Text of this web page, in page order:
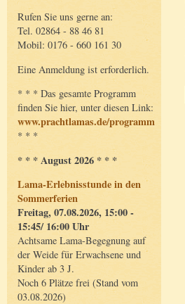
Rufen Sie uns gerne an:
Tel. 02864 - 88 46 81
Mobil: 0176 - 660 161 30
Eine Anmeldung ist erforderlich.
* * * Das gesamte Programm
finden Sie hier, unter diesen Link:
www.prachtlamas.de/programm
* * *
* * * August 2026 * * *
Lama-Erlebnisstunde in den
Sommerferien
Freitag, 07.08.2026, 15:00 -
15:45/ 16:00 Uhr
Achtsame Lama-Begegnung auf
der Weide für Erwachsene und
Kinder ab 3 J.
Noch 6 Plätze frei (Stand vom
03.08.2026)